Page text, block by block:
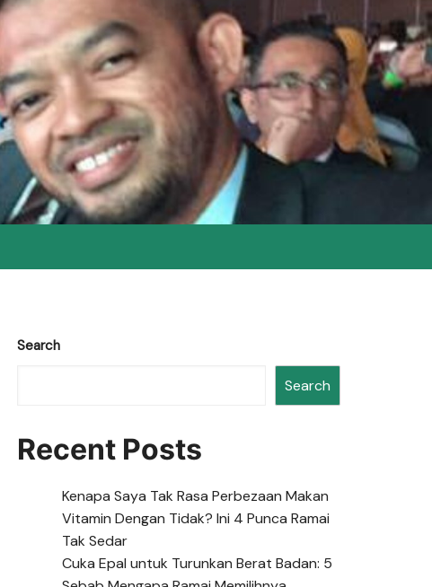
Search
Search
Recent Posts
Kenapa Saya Tak Rasa Perbezaan Makan
Vitamin Dengan Tidak? Ini 4 Punca Ramai
Tak Sedar
Cuka Epal untuk Turunkan Berat Badan: 5